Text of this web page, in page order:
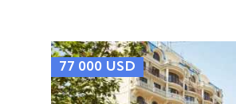
77 000 USD